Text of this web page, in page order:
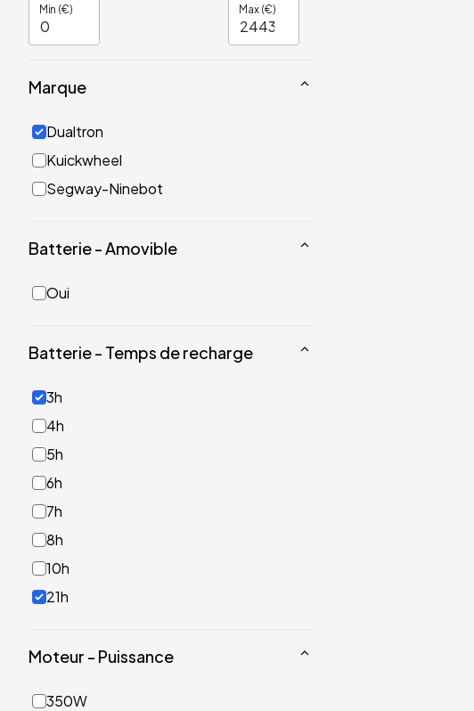
Min (€) Max (€)
Marque
Dualtron
Kuickwheel
Segway-Ninebot
Batterie - Amovible
Oui
Batterie - Temps de recharge
3h
4h
5h
6h
7h
8h
10h
21h
Moteur - Puissance
350W